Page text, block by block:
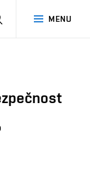
MENU